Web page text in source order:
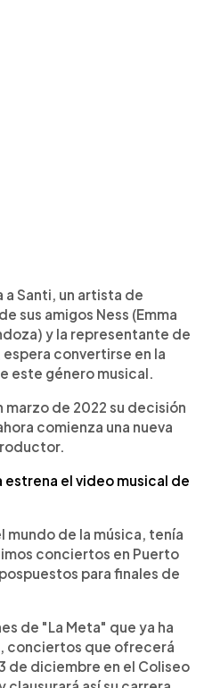
a Santi, un artista de
sus amigos Ness (Emma
y la representante de
espera convertirse en la
este género musical.
marzo de 2022 su decisión
comienza una nueva
estrena el video musical de
mundo de la música, tenía
conciertos en Puerto
para finales de
de "La Meta" que ya ha
conciertos que ofrecerá
de diciembre en el Coliseo